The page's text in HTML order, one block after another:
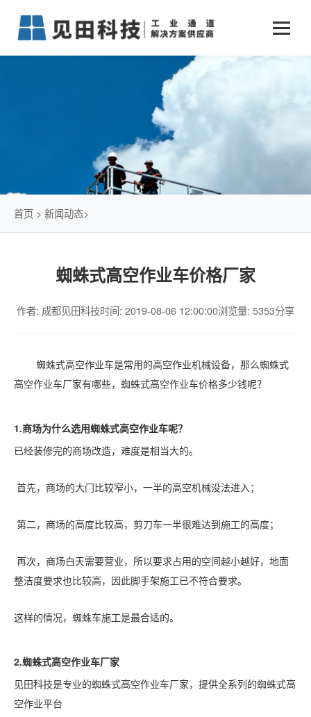
业务中心
仓储物流通道解决方案
智能立体库解决方案
简易升降机解决方案
新闻动态 +
传统仓储物流
石油化工行业
发展历程
首页 > 新闻动态>
蜘蛛式高空作业车价格厂家
作者: 成都见田科技时间: 2019-08-06 12:00:00浏览量: 5353分享
蜘蛛式高空作业车是常用的高空作业机械设备，那么蜘蛛式
高空作业车厂家有哪些，蜘蛛式高空作业车价格多少钱呢？
1.商场为什么选用蜘蛛式高空作业车呢？
已经装修完的商场改造，难度是相当大的。
首先，商场的大门比较窄小，一半的高空机械没法进入；
第二，商场的高度比较高，剪刀车一半很难达到施工的高度；
再次，商场白天需要营业，所以要求占用的空间越小越好，地面
整洁度要求也比较高，因此脚手架施工已不符合要求。
这样的情况，蜘蛛车施工是最合适的。
2.蜘蛛式高空作业车厂家
见田科技是专业的蜘蛛式高空作业车厂家，提供全系列的蜘蛛式高
空作业平台